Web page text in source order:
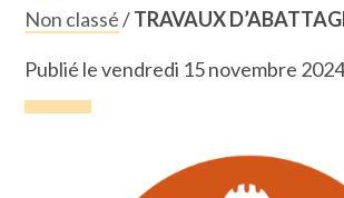
Non classé/TRAVAUX
Publié le vendredi 15 novembre